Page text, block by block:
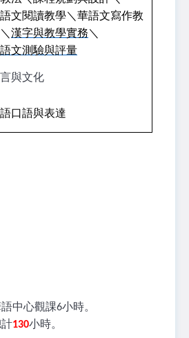
文閱讀教學＼華語文寫作教
漢字與教學實務＼
文測驗與評量
與文化
口語與表達
中心觀課6小時。
130小時。